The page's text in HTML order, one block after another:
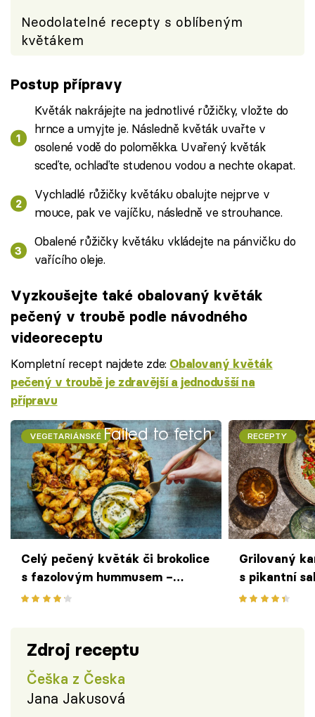
Neodolatelné recepty s oblíbeným
květákem
Postup přípravy
Květák nakrájejte na jednotlivé růžičky, vložte do
hrnce a umyjte je. Následně květák uvařte v
osolené vodě do poloměkka. Uvařený květák
sceďte, ochlaďte studenou vodou a nechte okapat.
Vychladlé růžičky květáku obalujte nejprve v
mouce, pak ve vajíčku, následně ve strouhance.
Obalené růžičky květáku vkládejte na pánvičku do
vařícího oleje.
Vyzkoušejte také obalovaný květák
pečený v troubě podle návodného
videoreceptu
Kompletní recept najdete zde: Obalovaný květák
pečený v troubě je zdravější a jednodušší na
přípravu
Failed to fetch
VEGETARIÁNSKÉ
Celý pečený květák či brokolice
s fazolovým hummusem –
vegetariánský předkrm i lehký
RECEPTY
Grilovaný
s pikantní
Pohlreicha
Zdroj receptu
Češka z Česka
Jana Jakusová